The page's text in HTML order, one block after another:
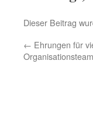
Dieser Beitrag
← Ehrungen für